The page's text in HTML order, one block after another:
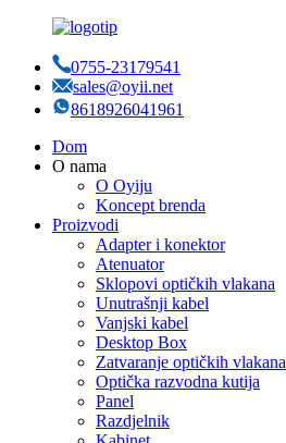
0755-23179541
sales@oyii.net
8618926041961
Dom
O nama
O Oyiju
Koncept brenda
Proizvodi
Adapter i konektor
Atenuator
Sklopovi optičkih vlakana
Unutrašnji kabel
Vanjski kabel
Desktop Box
Zatvaranje optičkih vlakana
Optička razvodna kutija
Panel
Razdjelnik